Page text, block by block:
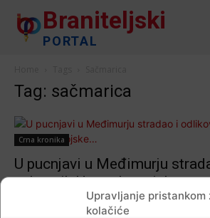
Upravljanje pristankom
kolačiće
Braniteljski
PORTAL
Tag: sačmarica
Crna kronika
U pucnjavi u Međimurju
pukovnik Hrvatske vojske…
Braniteljski portal - 04.05.2020